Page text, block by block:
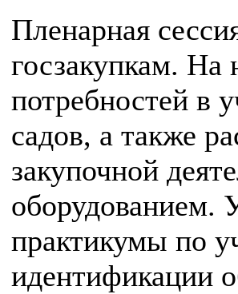
Пленарная
госзакупкам. На
потребностей в
садов, а также
закупочной
оборудованием.
практикумы по
идентификации